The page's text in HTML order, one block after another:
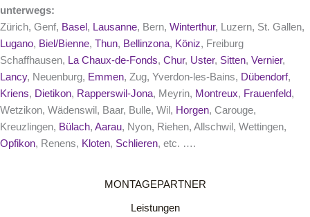
unterwegs:
Zürich, Genf, Basel , Lausanne, Bern, Winterthur, Luzern, St. Gallen,
Lugano, Biel/Bienne, Thun, Bellinzona, Köniz, Freiburg
Schaffhausen, La Chaux-de-Fonds, Chur, Uster, Sitten, Vernier,
Lancy, Neuenburg, Emmen, Zug, Yverdon-les-Bains, Dübendorf,
Kriens, Dietikon, Rapperswil-Jona, Meyrin, Montreux, Frauenfeld,
Wetzikon, Wädenswil, Baar, Bulle, Wil, Horgen, Carouge,
Kreuzlingen, Bülach, Aarau, Nyon, Riehen, Allschwil, Wettingen,
Opfikon, Renens, Kloten, Schlieren, etc. ….
MONTAGEPARTNER
Leistungen